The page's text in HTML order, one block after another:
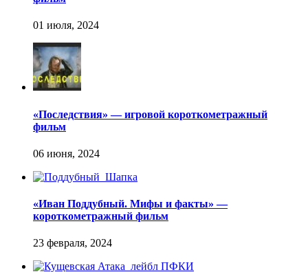
«Последствия» — игровой короткометражный
фильм
«Иван Поддубный. Мифы и факты» —
короткометражный фильм